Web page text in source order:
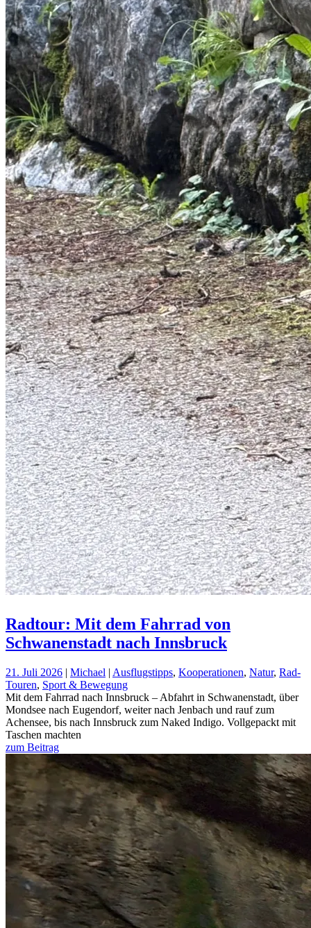
Radtour: Mit dem Fahrrad von
Schwanenstadt nach Innsbruck
21. Juli 2026 | Michael | Ausflugstipps, Kooperationen, Natur, Rad-
Touren, Sport & Bewegung
Mit dem Fahrrad nach Innsbruck – Abfahrt in Schwanenstadt, über
Mondsee nach Eugendorf, weiter nach Jenbach und rauf zum
Achensee, bis nach Innsbruck zum Naked Indigo. Vollgepackt mit
Taschen machten
zum Beitrag